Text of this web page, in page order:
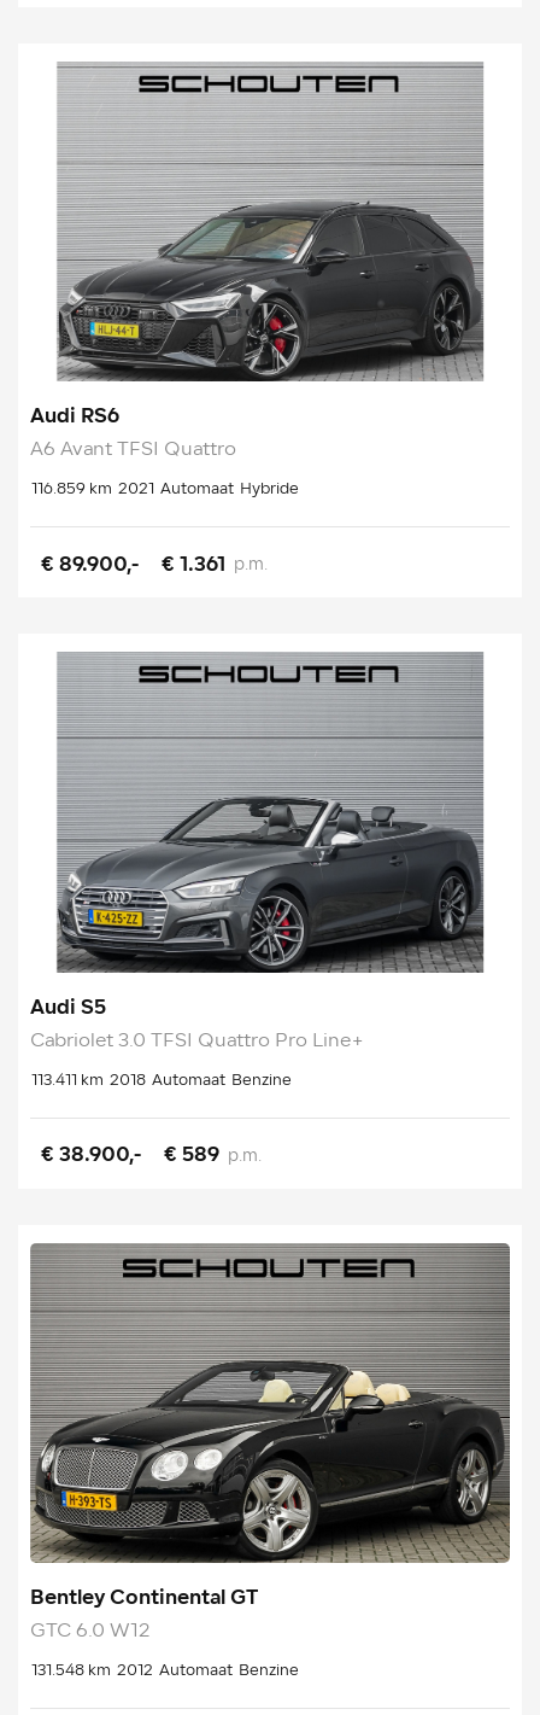
Audi RS6
A6 Avant TFSI Quattro
116.859 km 2021 Automaat Hybride
€ 89.900,- € 1.361 p.m.
Audi S5
Cabriolet 3.0 TFSI Quattro Pro Line+
113.411 km 2018 Automaat Benzine
€ 38.900,- € 589 p.m.
Bentley Continental GT
GTC 6.0 W12
131.548 km 2012 Automaat Benzine